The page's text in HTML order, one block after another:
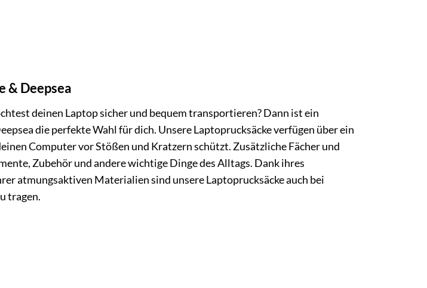
& Deepsea
deinen Laptop sicher und bequem transportieren? Dann ist ein
die perfekte Wahl für dich. Unsere Laptoprucksäcke verfügen über ein
Computer vor Stößen und Kratzern schützt. Zusätzliche Fächer und
Zubehör und andere wichtige Dinge des Alltags. Dank ihres
atmungsaktiven Materialien sind unsere Laptoprucksäcke auch bei
tragen.